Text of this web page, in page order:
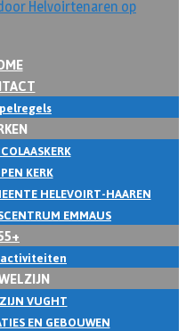
KERK
HELEVOIRT-HAAREN
EMMAUS
VUGHT
EN GEBOUWEN